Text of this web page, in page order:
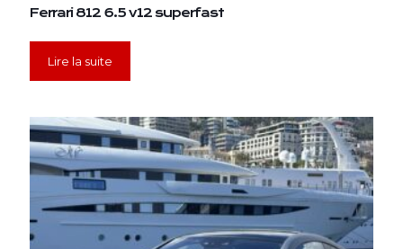
Ferrari 812 6.5 v12 superfast
Lire la suite